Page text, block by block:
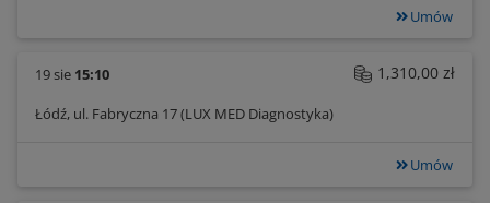
Umów
19 sie 15:10
Łódź, ul. Fabryczna 17 (LUX MED Diagnostyka)
1,310,00 zł
Umów